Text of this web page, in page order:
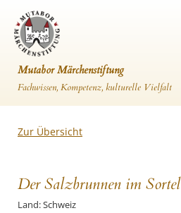
Mutabor Märchenstiftung
Fachwissen, Kompetenz, kulturelle Vielfalt
Zur Übersicht
Der Salzbrunnen im Sortel
Land: Schweiz